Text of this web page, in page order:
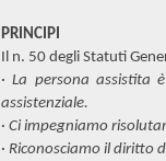
PRINCIPI
Il n. 50 degli Statuti
·La persona assistita
assistenziale.
· Ci impegniamo
· Riconosciamo il diritto